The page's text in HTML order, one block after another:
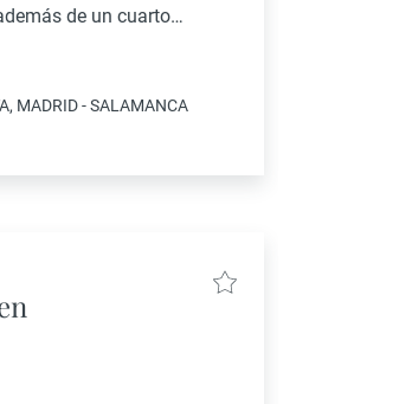
de un cuarto
MADRID - SALAMANCA